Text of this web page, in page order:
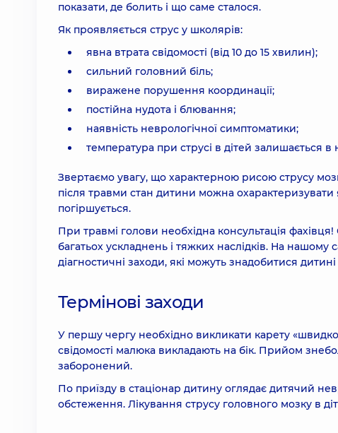
показати, де болить і що саме сталося.
Як проявляється струс у школярів:
явна втрата свідомості (від 10 до 15 хвилин);
сильний головний біль;
виражене порушення координації;
постійна нудота і блювання;
наявність неврологічної симптоматики;
температура при струсі в дітей залишається в
Звертаємо увагу, що характерною рисою струсу
після травми стан дитини можна
погіршується.
При травмі голови необхідна консультація
багатьох ускладнень і тяжких наслідків. На нашому
діагностичні заходи, які можуть знадобитися
Термінові заходи
У першу чергу необхідно викликати карету
свідомості малюка викладають на бік. Прийом
заборонений.
По приїзду в стаціонар дитину оглядає дитячий
обстеження. Лікування струсу головного мозку в